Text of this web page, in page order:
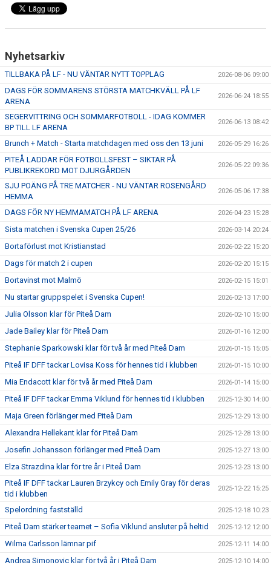
Nyhetsarkiv
TILLBAKA PÅ LF - NU VÄNTAR NYTT TOPPLAG 2026-08-06 09:00
DAGS FÖR SOMMARENS STÖRSTA MATCHKVÄLL PÅ LF
ARENA
2026-06-24 18:55
SEGERVITTRING OCH SOMMARFOTBOLL - IDAG KOMMER
BP TILL LF ARENA
2026-06-13 08:42
Brunch + Match - Starta matchdagen med oss den 13 juni 2026-05-29 16:26
PITEÅ LADDAR FÖR FOTBOLLSFEST – SIKTAR PÅ
PUBLIKREKORD MOT DJURGÅRDEN
2026-05-22 09:36
SJU POÄNG PÅ TRE MATCHER - NU VÄNTAR ROSENGÅRD
HEMMA
2026-05-06 17:38
DAGS FÖR NY HEMMAMATCH PÅ LF ARENA 2026-04-23 15:28
Sista matchen i Svenska Cupen 25/26 2026-03-14 20:24
Bortaförlust mot Kristianstad 2026-02-22 15:20
Dags för match 2 i cupen 2026-02-20 15:15
Bortavinst mot Malmö 2026-02-15 15:01
Nu startar gruppspelet i Svenska Cupen! 2026-02-13 17:00
Julia Olsson klar för Piteå Dam 2026-02-10 15:00
Jade Bailey klar för Piteå Dam 2026-01-16 12:00
Stephanie Sparkowski klar för två år med Piteå Dam 2026-01-15 15:05
Piteå IF DFF tackar Lovisa Koss för hennes tid i klubben 2026-01-15 10:00
Mia Endacott klar för två år med Piteå Dam 2026-01-14 15:00
Piteå IF DFF tackar Emma Viklund för hennes tid i klubben 2025-12-30 14:00
Maja Green förlänger med Piteå Dam 2025-12-29 13:00
Alexandra Hellekant klar för Piteå Dam 2025-12-28 13:00
Josefin Johansson förlänger med Piteå Dam 2025-12-27 13:00
Elza Strazdina klar för tre år i Piteå Dam 2025-12-23 13:00
Piteå IF DFF tackar Lauren Brzykcy och Emily Gray för deras
tid i klubben
2025-12-22 15:25
Spelordning fastställd 2025-12-18 10:23
Piteå Dam stärker teamet – Sofia Viklund ansluter på heltid 2025-12-12 12:00
Wilma Carlsson lämnar pif 2025-12-11 14:00
Andrea Simonovic klar för två år i Piteå Dam 2025-12-10 14:00